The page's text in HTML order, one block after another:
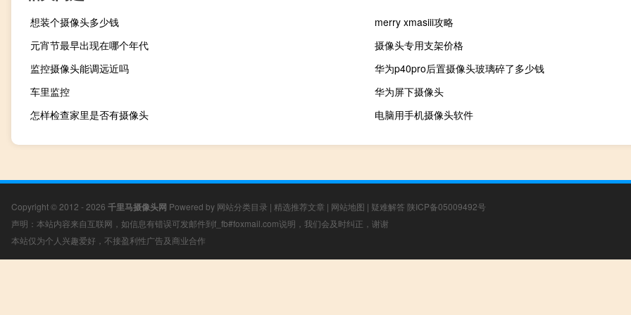
想装个摄像头多少钱
merry xmasiii攻略
元宵节最早出现在哪个年代
摄像头专用支架价格
监控摄像头能调远近吗
华为p40pro后置摄像头玻璃碎了多少钱
车里监控
华为屏下摄像头
怎样检查家里是否有摄像头
电脑用手机摄像头软件
Copyright © 2012 - 2026 千里马摄像头网 Powered by 网站分类目录 | 精选推荐文章 | 网站地图 | 疑难解答 陕ICP备05009492号
声明：本站内容来自互联网，如信息有错误可发邮件到f_fb#foxmail.com说明，我们会及时纠正，谢谢
本站仅为个人兴趣爱好，不接盈利性广告及商业合作